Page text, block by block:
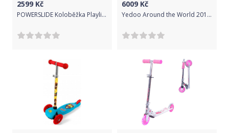
2599 Kč
POWERSLIDE Koloběžka Playlife Stunt Scooter Kicker Red
6009 Kč
Yedoo Around the World 2016 černá - možnost přiobjednat profi montáž za 249Kč